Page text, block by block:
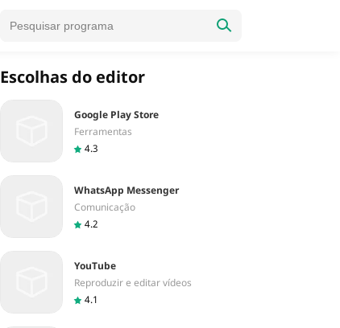
Escolhas do editor
Google Play Store
Ferramentas
4.3
WhatsApp Messenger
Comunicação
4.2
YouTube
Reproduzir e editar vídeos
4.1